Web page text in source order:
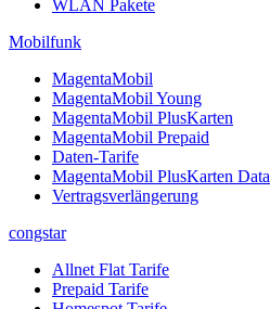
WLAN Pakete
Mobilfunk
MagentaMobil
MagentaMobil Young
MagentaMobil PlusKarten
MagentaMobil Prepaid
Daten-Tarife
MagentaMobil PlusKarten Data
Vertragsverlängerung
congstar
Allnet Flat Tarife
Prepaid Tarife